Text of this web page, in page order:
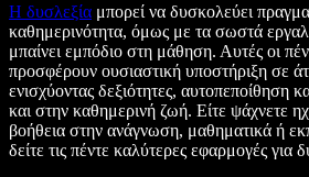
Η δυσλεξία μπορεί να δυσκολεύει
καθημερινότητα, όμως με τα σωστά
μπαίνει εμπόδιο στη μάθηση. Αυτές οι
προσφέρουν ουσιαστική υποστήριξη σε
ενισχύοντας δεξιότητες, αυτοπεποίθηση
και στην καθημερινή ζωή. Είτε ψάχνετε
βοήθεια στην ανάγνωση, μαθηματικά ή
δείτε τις πέντε καλύτερες εφαρμογές για